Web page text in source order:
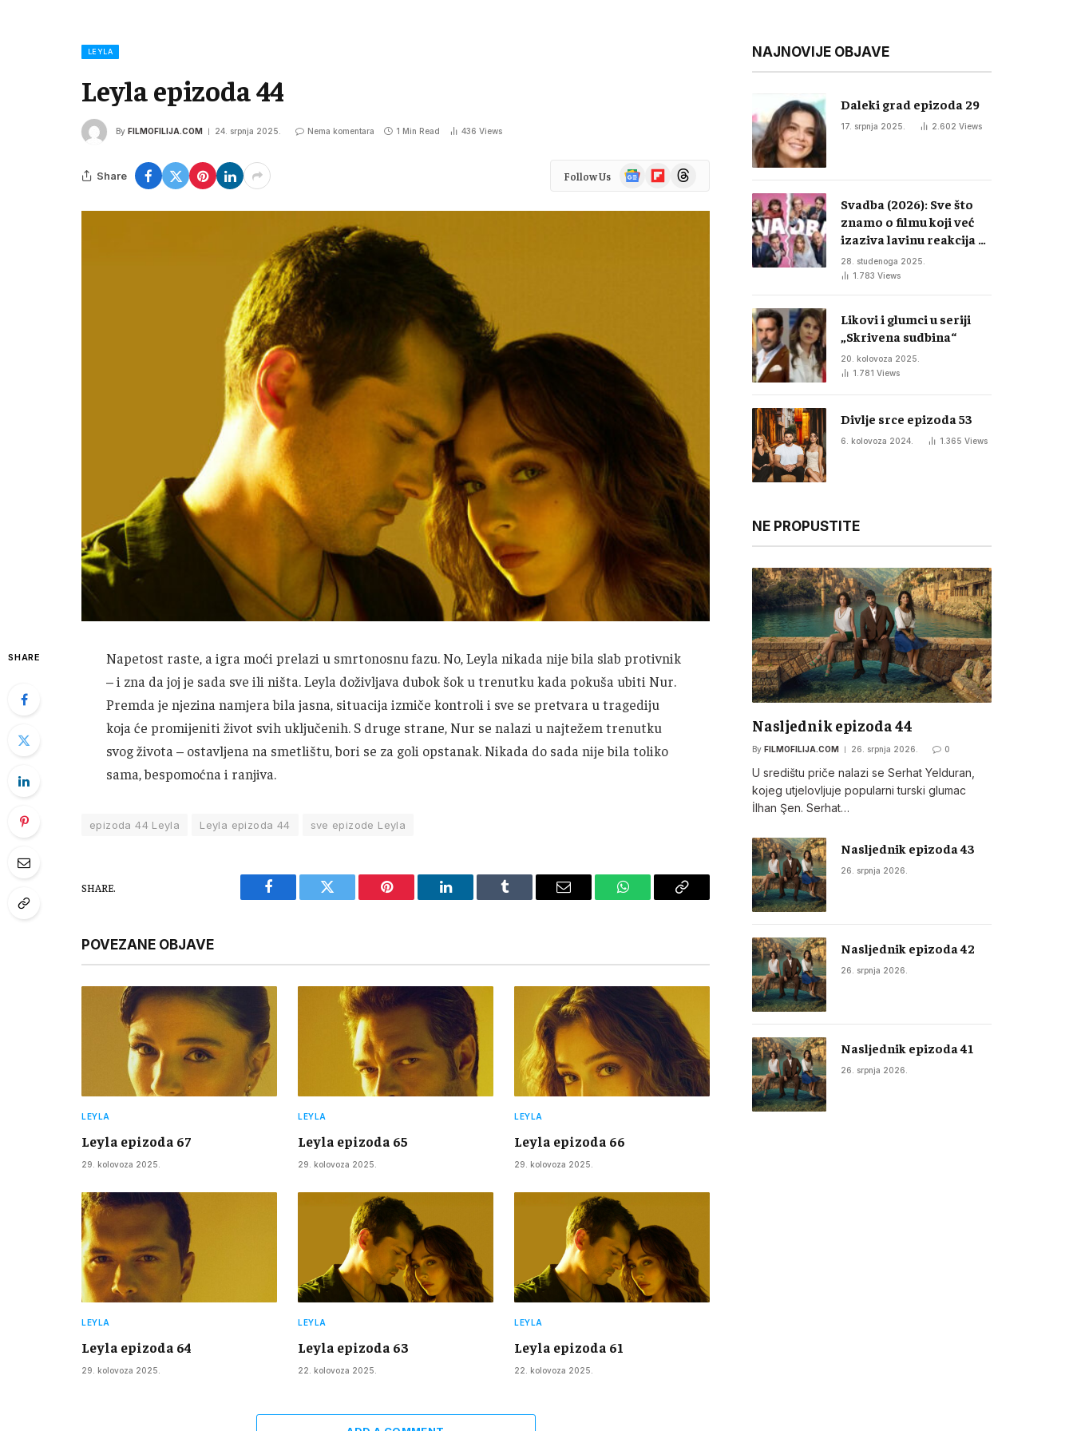
LEYLA
Leyla epizoda 44
By FILMOFILIJA.COM 24. srpnja 2025. Nema komentara 1 Min Read 436 Views
Share Follow Us
Google
News
FlipboardThreads
SHARE
Napetost raste, a igra moći prelazi u smrtonosnu fazu. No, Leyla nikada nije bila slab protivnik
– i zna da joj je sada sve ili ništa. Leyla doživljava dubok šok u trenutku kada pokuša ubiti Nur.
Premda je njezina namjera bila jasna, situacija izmiče kontroli i sve se pretvara u tragediju
koja će promijeniti život svih uključenih. S druge strane, Nur se nalazi u najtežem trenutku
svog života – ostavljena na smetlištu, bori se za goli opstanak. Nikada do sada nije bila toliko
sama, bespomoćna i ranjiva.
epizoda 44 Leyla Leyla epizoda 44 sve epizode Leyla
SHARE.
Facebook Twitter Pinterest LinkedIn Tumblr Email WhatsAppCopy
POVEZANE OBJAVE
LEYLA
Leyla epizoda 67
29. kolovoza 2025.
LEYLA
Leyla epizoda 65
29. kolovoza 2025.
LEYLA
Leyla epizoda 66
29. kolovoza 2025.
LEYLA
Leyla epizoda 64
29. kolovoza 2025.
LEYLA
Leyla epizoda 63
22. kolovoza 2025.
LEYLA
Leyla epizoda 61
22. kolovoza 2025.
NAJNOVIJE OBJAVE
Daleki grad epizoda 29
17. srpnja 2025. 2.602 Views
Svadba (2026): Sve što
znamo o filmu koji već
izaziva lavinu reakcija u
regiji
28. studenoga 2025.
1.783 Views
Likovi i glumci u seriji
„Skrivena sudbina“
20. kolovoza 2025.
1.781 Views
Divlje srce epizoda 53
6. kolovoza 2024. 1.365 Views
NE PROPUSTITE
Nasljednik epizoda 44
By FILMOFILIJA.COM 26. srpnja 2026. 0
U središtu priče nalazi se Serhat Yelduran,
kojeg utjelovljuje popularni turski glumac
İlhan Şen. Serhat…
Nasljednik epizoda 43
26. srpnja 2026.
Nasljednik epizoda 42
26. srpnja 2026.
Nasljednik epizoda 41
26. srpnja 2026.